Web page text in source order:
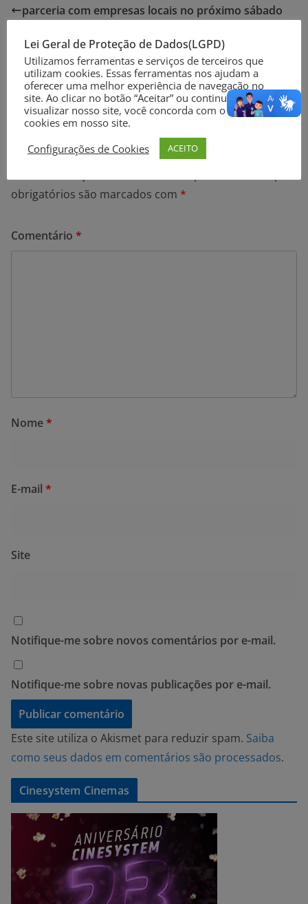
parceria com empresas locais no próximo sábado
MPRS assina aditivo ao termo de ajustamento de
conduta para monitoramento da qualidade do ar
em Rio Grande
Deixe um comentário
obrigatórios são marcados com *
Comentário *
Nome*
E-mail *
Site
Notifique-me sobre novos comentários por e-mail.
Notifique-me sobre novas publicações por e-mail.
Este site utiliza o Akismet para reduzir spam. Saiba
como seus dados em comentários são processados.
Cinesystem Cinemas
Lei Geral de Proteção de Dados(LGPD)
Utilizamos ferramentas e serviços de terceiros que
utilizam cookies. Essas ferramentas nos ajudam a
oferecer uma melhor experiência de navegação no
site. Ao clicar no botão “Aceitar” ou continuar a
visualizar nosso site, você concorda com o uso de
cookies em nosso site.
Configurações de Cookies
ACEITO